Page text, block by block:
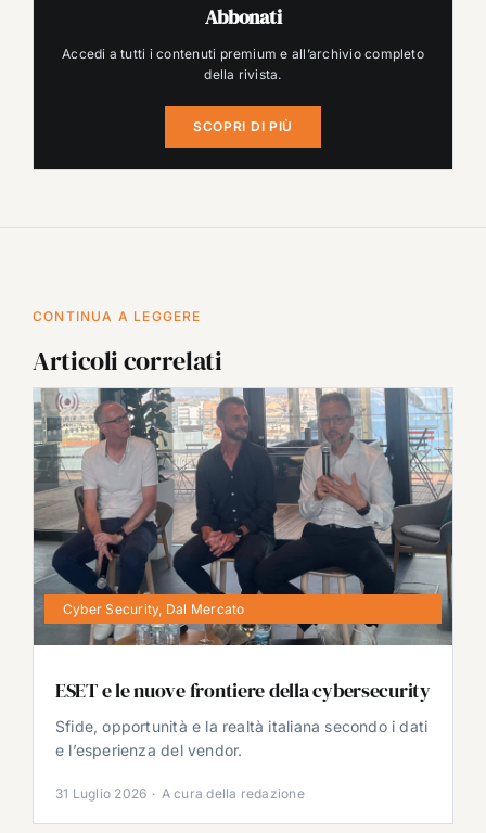
Abbonati
Accedi a tutti i contenuti premium e all’archivio completo
della rivista.
SCOPRI DI PIÙ
CONTINUA A LEGGERE
Articoli correlati
Cyber Security, Dal Mercato
ESET e le nuove frontiere della cybersecurity
Sfide, opportunità e la realtà italiana secondo i dati
e l’esperienza del vendor.
31 Luglio 2026 · A cura della redazione